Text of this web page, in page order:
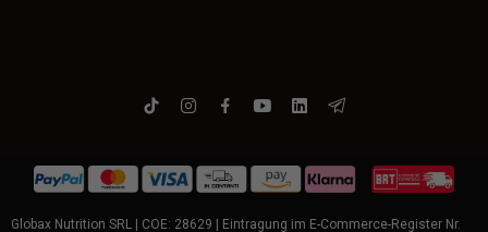
Globax Nutrition SRL | COE: 28629 | Eintragung im E-Commerce-Register Nr.